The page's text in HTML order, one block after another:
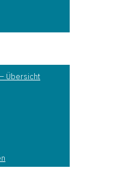
Übersicht